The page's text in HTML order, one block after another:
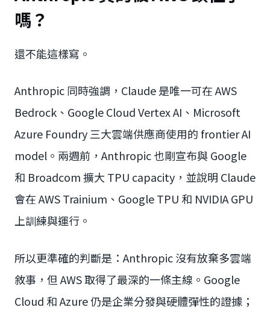
嗎？
還不能這樣寫。
Anthropic 同時強調，Claude 是唯一可在 AWS
Bedrock、Google Cloud Vertex AI、Microsoft
Azure Foundry 三大雲端供應商使用的 frontier AI
model。兩週前，Anthropic 也剛宣布與 Google
和 Broadcom 擴大 TPU capacity，並說明 Claude
會在 AWS Trainium、Google TPU 和 NVIDIA GPU
上訓練與運行。
所以更準確的判斷是：Anthropic 沒有放棄多雲端
敘事，但 AWS 取得了最深的一條主線。Google
Cloud 和 Azure 仍是企業分發與硬體彈性的證據；